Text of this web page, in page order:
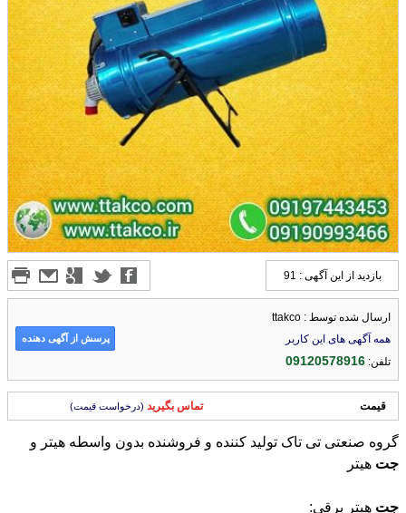
بازدید از این آگهی : 91
ارسال شده توسط : ttakco
همه آگهی های این کاربر
تلفن:09120578916
پرسش از آگهی دهنده
قیمت تماس بگیرید (درخواست قیمت)
گروه صنعتی تی تاک تولید کننده و فروشنده بدون واسطه هیتر و
جت هیتر
جت هیتر برقی: